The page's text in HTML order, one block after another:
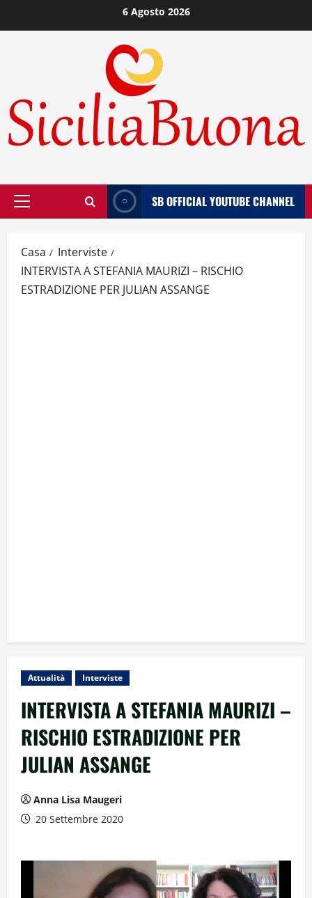
al
6 Agosto 2026
Menù
SB OFFICIAL YOUTUBE CHANNEL
Casa
Interviste
INTERVISTA A STEFANIA MAURIZI – RISCHIO
ESTRADIZIONE PER JULIAN ASSANGE
Attualità Interviste
INTERVISTA A STEFANIA MAURIZI –
RISCHIO ESTRADIZIONE PER
JULIAN ASSANGE
Anna Lisa Maugeri
20 Settembre 2020